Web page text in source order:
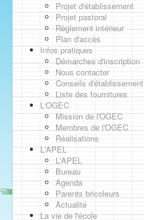
Projet d'établissement
Projet pastoral
Règlement intérieur
Plan d'accès
Infos pratiques
Démarches d'inscription
Nous contacter
Conseils d'établissement
Liste des fournitures
L'OGEC
Mission de l'OGEC
Membres de l'OGEC
Réalisations
L'APEL
L'APEL
Bureau
Agenda
Parents bricoleurs
Actualité
La vie de l'école